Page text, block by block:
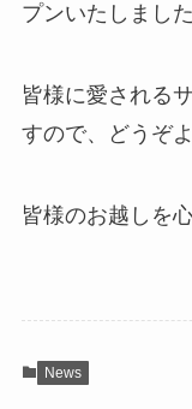
プンいたしました
皆様に愛される
すので、どうぞ
皆様のお越しを
News